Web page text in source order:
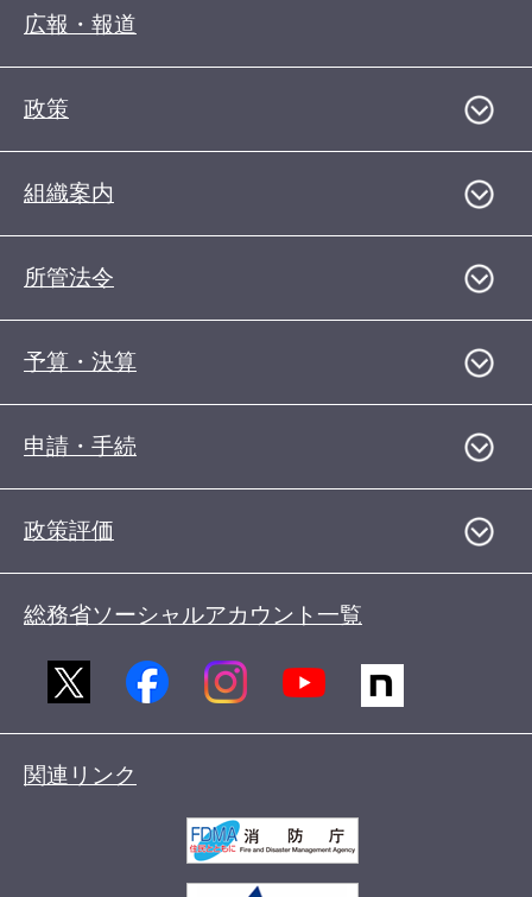
広報・報道
政策
組織案内
所管法令
予算・決算
申請・手続
政策評価
総務省ソーシャルアカウント一覧
関連リンク